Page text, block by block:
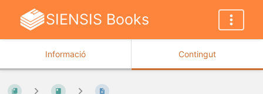
SIENSIS Books
Informació Contingut